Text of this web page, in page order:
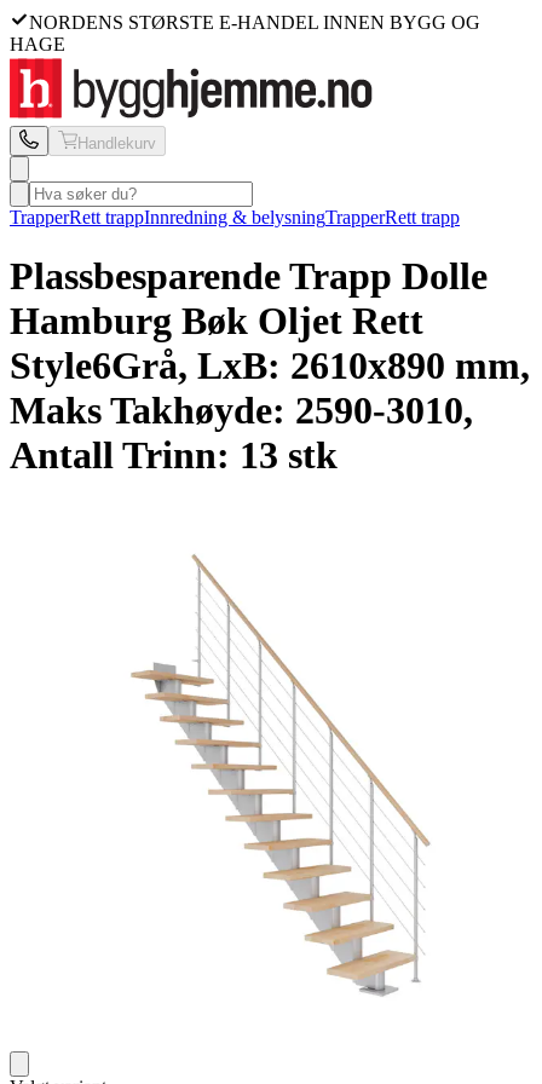
NORDENS STØRSTE E-HANDEL INNEN BYGG OG
HAGE
Handlekurv
TrapperRett trappInnredning & belysningTrapperRett trapp
Plassbesparende Trapp Dolle
Hamburg Bøk Oljet Rett
Style6Grå, LxB: 2610x890 mm,
Maks Takhøyde: 2590-3010,
Antall Trinn: 13 stk